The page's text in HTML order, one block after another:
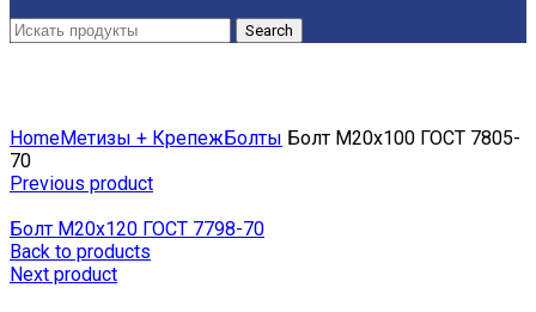
Search
HomeМетизы + КрепежБолты Болт М20х100 ГОСТ 7805-
70
Previous product
Болт М20х120 ГОСТ 7798-70
Back to products
Next product